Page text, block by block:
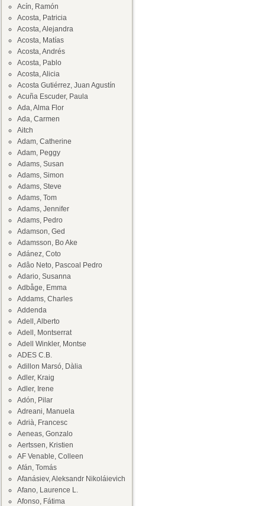
Acín, Ramón
Acosta, Patricia
Acosta, Alejandra
Acosta, Matías
Acosta, Andrés
Acosta, Pablo
Acosta, Alicia
Acosta Gutiérrez, Juan Agustín
Acuña Escuder, Paula
Ada, Alma Flor
Ada, Carmen
Aitch
Adam, Catherine
Adam, Peggy
Adams, Susan
Adams, Simon
Adams, Steve
Adams, Tom
Adams, Jennifer
Adams, Pedro
Adamson, Ged
Adamsson, Bo Ake
Adánez, Coto
Adâo Neto, Pascoal Pedro
Adario, Susanna
Adbåge, Emma
Addams, Charles
Addenda
Adell, Alberto
Adell, Montserrat
Adell Winkler, Montse
ADES C.B.
Adillon Marsó, Dàlia
Adler, Kraig
Adler, Irene
Adón, Pilar
Adreani, Manuela
Adrià, Francesc
Aeneas, Gonzalo
Aertssen, Kristien
AF Venable, Colleen
Afán, Tomás
Afanásiev, Aleksandr Nikoláievich
Afano, Laurence L.
Afonso, Fátima